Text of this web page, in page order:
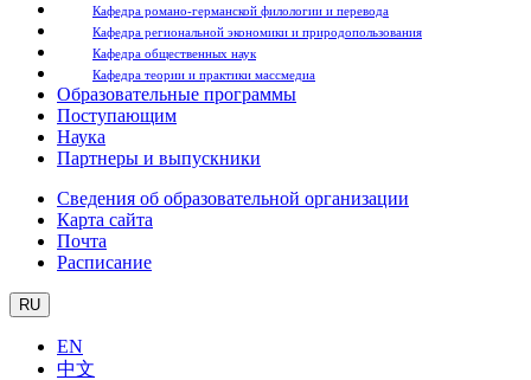
Кафедра романо-германской филологии и перевода
Кафедра региональной экономики и природопользования
Кафедра общественных наук
Кафедра теории и практики массмедиа
Образовательные программы
Поступающим
Наука
Партнеры и выпускники
Сведения об образовательной организации
Карта сайта
Почта
Расписание
RU
EN
中文